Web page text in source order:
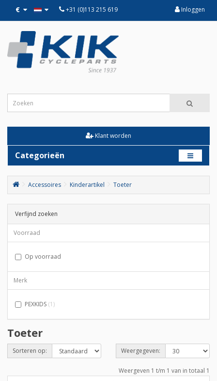
€ +31 (0)113 215 619 Inloggen
Klant worden
Categorieën
Accessoires Kinderartikel Toeter
Verfijnd zoeken
Voorraad
Op voorraad
Merk
PEXKIDS (1)
Toeter
Sorteren op: Weergegeven:
Weergeven 1 t/m 1 van in totaal 1